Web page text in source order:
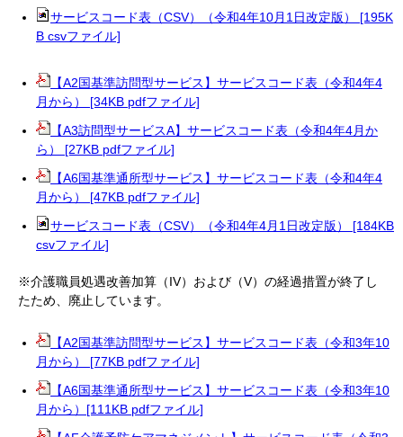
サービスコード表（CSV）（令和4年10月1日改定版） [195K
B csvファイル]
【A2国基準訪問型サービス】サービスコード表（令和4年4
月から） [34KB pdfファイル]
【A3訪問型サービスA】サービスコード表（令和4年4月か
ら） [27KB pdfファイル]
【A6国基準通所型サービス】サービスコード表（令和4年4
月から） [47KB pdfファイル]
サービスコード表（CSV）（令和4年4月1日改定版） [184KB
csvファイル]
※介護職員処遇改善加算（IV）および（V）の経過措置が終了し
たため、廃止しています。
【A2国基準訪問型サービス】サービスコード表（令和3年10
月から） [77KB pdfファイル]
【A6国基準通所型サービス】サービスコード表（令和3年10
月から）[111KB pdfファイル]